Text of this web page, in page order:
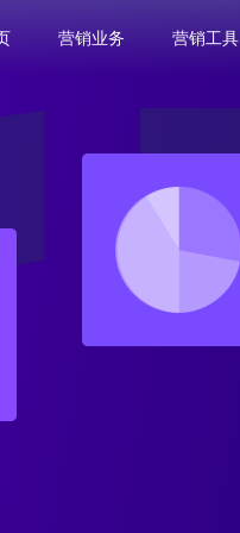
营销业务 营销工具